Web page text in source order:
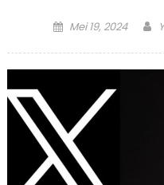
Posted
Mei 19, 2024